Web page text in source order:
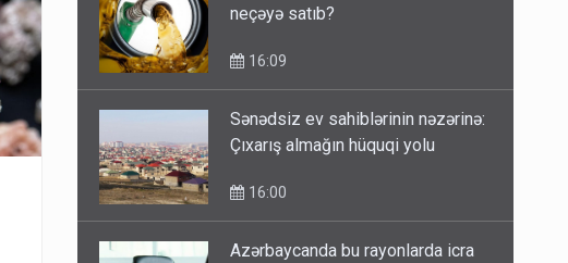
neçəyə satıb?
16:09
Sənədsiz ev sahiblərinin nəzərinə:
Çıxarış almağın hüquqi yolu
16:00
Azərbaycanda bu rayonlarda icra